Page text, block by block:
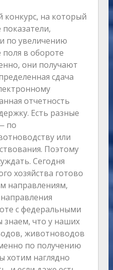
на который
по увеличению
в обороте
они получают
сдача
отчетность
Есть разные
по
или
Поэтому
Сегодня
хозяйства готово
направлениям,
с федеральными
знаем, что у наших
животноводов
по получению
хотим наглядно